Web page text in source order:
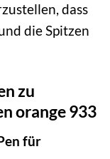
dass
die Spitzen
zu
orange 933
für